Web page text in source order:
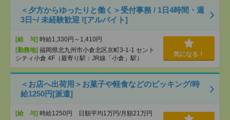
＜夕方からゆったりと働く＞受付事務 / 1日4時間・週
3日~/ 未経験歓迎 ![アルバイト]
[給 与] 時給1,330円～1,410円
[勤務地] 福岡県北九州市小倉北区京町3-1-1 セント
シティ小倉 4F（最寄り駅：JR線「小倉」駅）
気になる！
＜お店へ出荷用＞お菓子や軽食などのピッキング/時
給1250円[派遣]
[給 与] 時給1250円 日額平均1万円/月額21万円